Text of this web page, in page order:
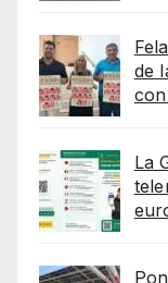
de
La